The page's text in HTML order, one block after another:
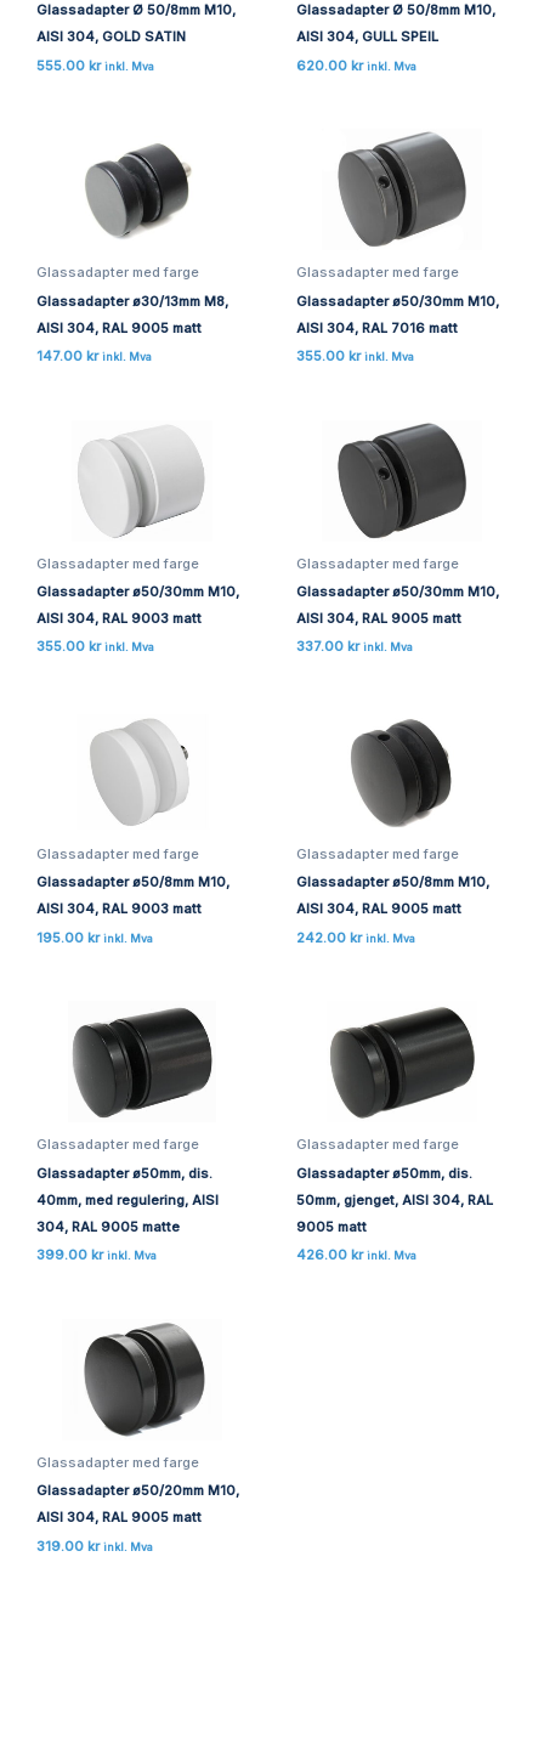
Glassadapter Ø 50/8mm M10,
AISI 304, GOLD SATIN
555.00 kr inkl. Mva
Glassadapter Ø 50/8mm M10,
AISI 304, GULL SPEIL
620.00 kr inkl. Mva
Glassadapter med farge
Glassadapter ø30/13mm M8,
AISI 304, RAL 9005 matt
147.00 kr inkl. Mva
Glassadapter med farge
Glassadapter ø50/30mm M10,
AISI 304, RAL 7016 matt
355.00 kr inkl. Mva
Glassadapter med farge
Glassadapter ø50/30mm M10,
AISI 304, RAL 9003 matt
355.00 kr inkl. Mva
Glassadapter med farge
Glassadapter ø50/30mm M10,
AISI 304, RAL 9005 matt
337.00 kr inkl. Mva
Glassadapter med farge
Glassadapter ø50/8mm M10,
AISI 304, RAL 9003 matt
195.00 kr inkl. Mva
Glassadapter med farge
Glassadapter ø50/8mm M10,
AISI 304, RAL 9005 matt
242.00 kr inkl. Mva
Glassadapter med farge
Glassadapter ø50mm, dis.
40mm, med regulering, AISI
304, RAL 9005 matte
399.00 kr inkl. Mva
Glassadapter med farge
Glassadapter ø50mm, dis.
50mm, gjenget, AISI 304, RAL
9005 matt
426.00 kr inkl. Mva
Glassadapter med farge
Glassadapter ø50/20mm M10,
AISI 304, RAL 9005 matt
319.00 kr inkl. Mva